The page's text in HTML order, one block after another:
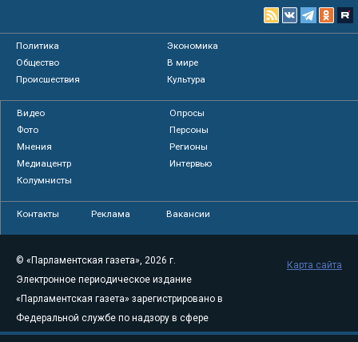
Политика
Экономика
Общество
В мире
Происшествия
Культура
Видео
Опросы
Фото
Персоны
Мнения
Регионы
Медиацентр
Интервью
Колумнисты
Контакты Реклама Вакансии
© «Парламентская газета», 2026 г.
Электронное периодическое издание
«Парламентская газета» зарегистрировано в
Федеральной службе по надзору в сфере
связи, информационных технологий и
Карта сайта